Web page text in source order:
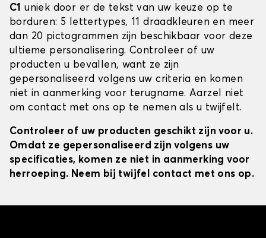
C1 uniek door er de tekst van uw keuze op te
borduren: 5 lettertypes, 11 draadkleuren en meer
dan 20 pictogrammen zijn beschikbaar voor deze
ultieme personalisering. Controleer of uw
producten u bevallen, want ze zijn
gepersonaliseerd volgens uw criteria en komen
niet in aanmerking voor terugname. Aarzel niet
om contact met ons op te nemen als u twijfelt.
Controleer of uw producten geschikt zijn voor u.
Omdat ze gepersonaliseerd zijn volgens uw
specificaties, komen ze niet in aanmerking voor
herroeping. Neem bij twijfel contact met ons op.